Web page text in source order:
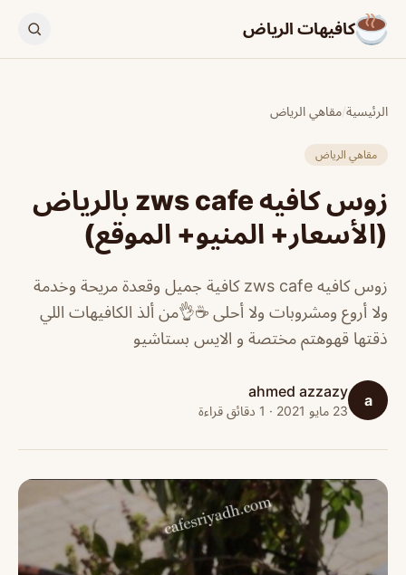
كافيهات الرياض
الرئيسية/مقاهي الرياض
مقاهي الرياض
زوس كافيه zws cafe بالرياض
(الأسعار+ المنيو+ الموقع)
زوس كافيه zws cafe كافية جميل وقعدة مريحة وخدمة
ولا أروع ومشروبات ولا أحلى ☕👌من ألذ الكافيهات اللي
ذقتها قهوهتم مختصة و الايس بستاشيو
a
ahmed azzazy
23 مايو 2021 · 1 دقائق قراءة